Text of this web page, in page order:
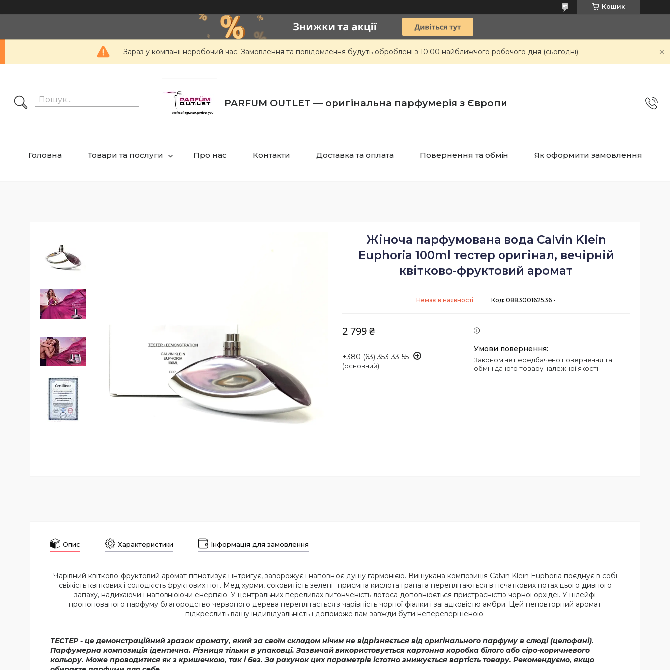
Кошик
Зараз у компанії неробочий час. Замовлення та повідомлення будуть оброблені з 10:00 найближчого робочого дня (сьогодні).
PARFUM OUTLET — оригінальна парфумерія з Європи
Головна Товари та послуги Про нас Контакти Доставка та оплата Повернення та обмін Як оформити замовлення
Жіноча парфумована вода Calvin Klein
Euphoria 100ml тестер оригінал, вечірній
квітково-фруктовий аромат
Немає в наявності Код: 088300162536 -
2 799 ₴
+380 (63) 353-33-55
(основний)
Законом не передбачено повернення та
обмін даного товару належної якості
Опис Характеристики Інформація для замовлення
Чарівний квітково-фруктовий аромат гіпнотизує і інтригує, заворожує і наповнює душу гармонією. Вишукана композиція Calvin Klein Euphoria поєднує в собі
свіжість квіткових і солодкість фруктових нот. Мед хурми, соковитість зелені і приємна кислота граната переплітаються в початкових нотах цього дивного
запаху, надихаючи і наповнюючи енергією. У центральних переливах витонченість лотоса доповнюється пристрасністю чорної орхідеї. У шлейфі
пропонованого парфуму благородство червоного дерева переплітається з чарівність чорної фіалки і загадковістю амбри. Цей неповторний аромат
підкреслить вашу індивідуальність і допоможе вам завжди бути неперевершеною.
ТЕСТЕР - це демонстраційний зразок аромату, який за своїм складом нічим не відрізняється від оригінального парфуму в слюді (целофані).
Парфумерна композиція ідентична. Різниця тільки в упаковці. Зазвичай використовується картонна коробка білого або сіро-коричневого
кольору. Може проводитися як з кришечкою, так і без. За рахунок цих параметрів істотно знижується вартість товару. Рекомендуємо, якщо